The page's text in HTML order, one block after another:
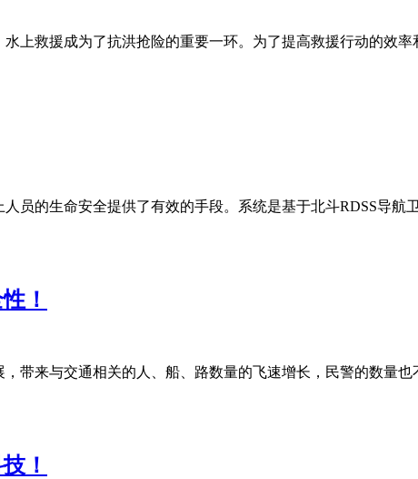
上救援成为了抗洪抢险的重要一环。为了提高救援行动的效
员的生命安全提供了有效的手段。系统是基于北斗RDSS导航
！
来与交通相关的人、船、路数量的飞速增长，民警的数量
！